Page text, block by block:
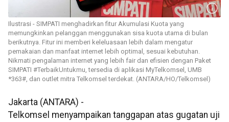
Ilustrasi - SIMPATI menghadirkan fitur Akumulasi Kuota yang
memungkinkan pelanggan menggunakan sisa kuota utama di bulan
berikutnya. Fitur ini memberi keleluasaan lebih dalam mengatur
pemakaian dan manfaat internet lebih optimal, sesuai kebutuhan.
Nikmati pengalaman internet yang lebih fair dan efisien dengan Paket
SIMPATI #TerbaikUntukmu, tersedia di aplikasi MyTelkomsel, UMB
*363#, dan outlet mitra Telkomsel terdekat. (ANTARA/HO/Telkomsel)
Jakarta (ANTARA) -
Telkomsel menyampaikan tanggapan atas gugatan uji